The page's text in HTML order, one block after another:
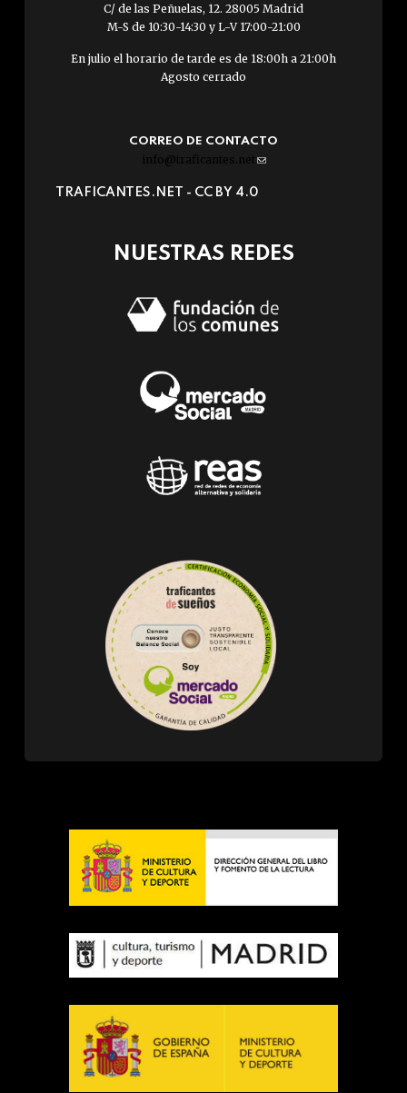
C/ de las Peñuelas, 12. 28005 Madrid
M-S de 10:30-14:30 y L-V 17:00-21:00
En julio el horario de tarde es de 18:00h a 21:00h
Agosto cerrado
CORREO DE CONTACTO
info@traficantes.net (link
e-
TRAFICANTES.NET - CC BY 4.0
NUESTRAS REDES